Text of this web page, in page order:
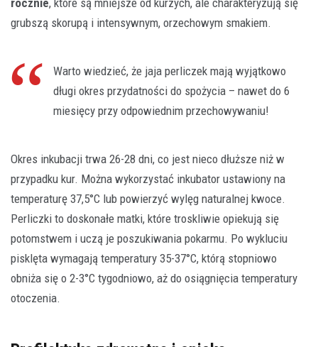
grubszą skorupą i intensywnym, orzechowym smakiem.
Warto wiedzieć, że jaja perliczek mają wyjątkowo
długi okres przydatności do spożycia – nawet do 6
miesięcy przy odpowiednim przechowywaniu!
Okres inkubacji trwa 26-28 dni, co jest nieco dłuższe niż w
przypadku kur. Można wykorzystać inkubator ustawiony na
temperaturę 37,5°C lub powierzyć wylęg naturalnej kwoce.
Perliczki to doskonałe matki, które troskliwie opiekują się
potomstwem i uczą je poszukiwania pokarmu. Po wykluciu
pisklęta wymagają temperatury 35-37°C, którą stopniowo
obniża się o 2-3°C tygodniowo, aż do osiągnięcia temperatury
otoczenia.